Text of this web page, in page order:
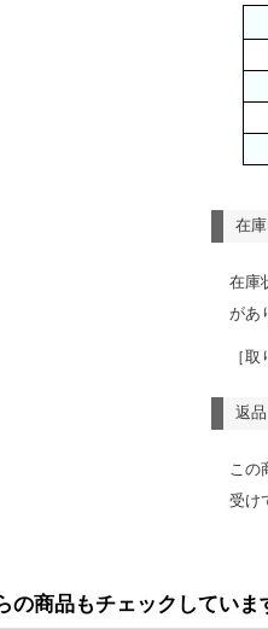
在
在庫
があ
［
返
この
受け
の商品もチェックしていま